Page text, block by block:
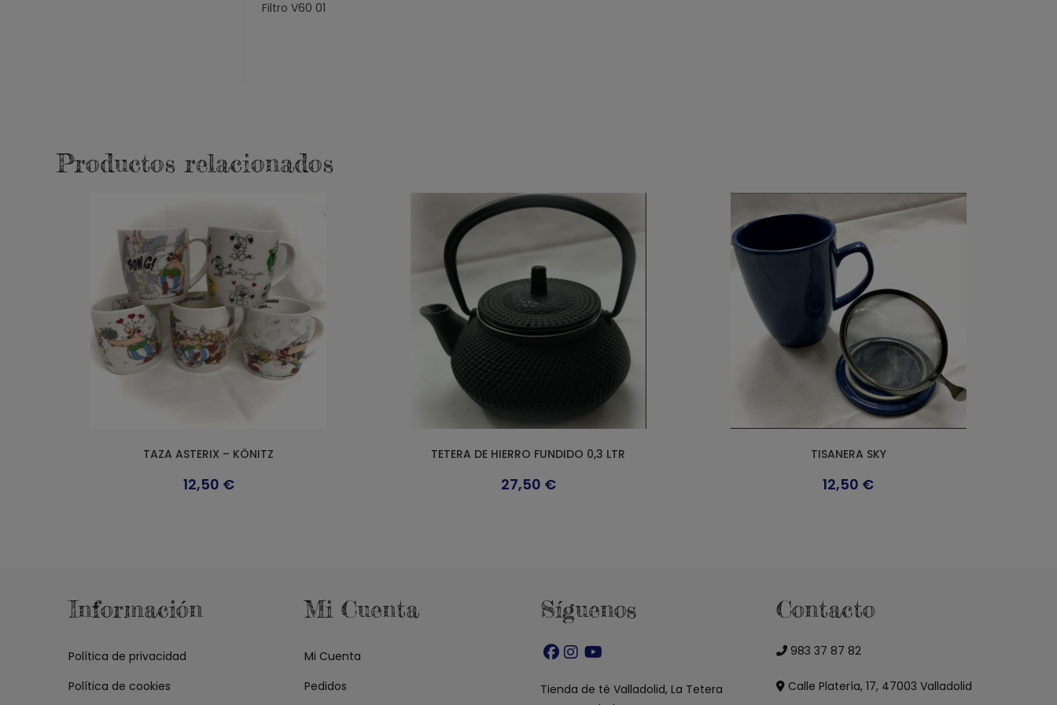
Filtro V60 01
Productos relacionados
TAZA ASTERIX – KÖNITZ
12,50 €
TETERA DE HIERRO FUNDIDO 0,3 LTR
27,50 €
TISANERA SKY
12,50 €
pueden
elegir
en
de
Información
Política de privacidad
Política de cookies
Mi Cuenta
Mi Cuenta
Pedidos
Síguenos
abreabreabre
Tienda de té Valladolid, La Tetera
Contacto
983 37 87 82
Calle Platería, 17, 47003 Valladolid